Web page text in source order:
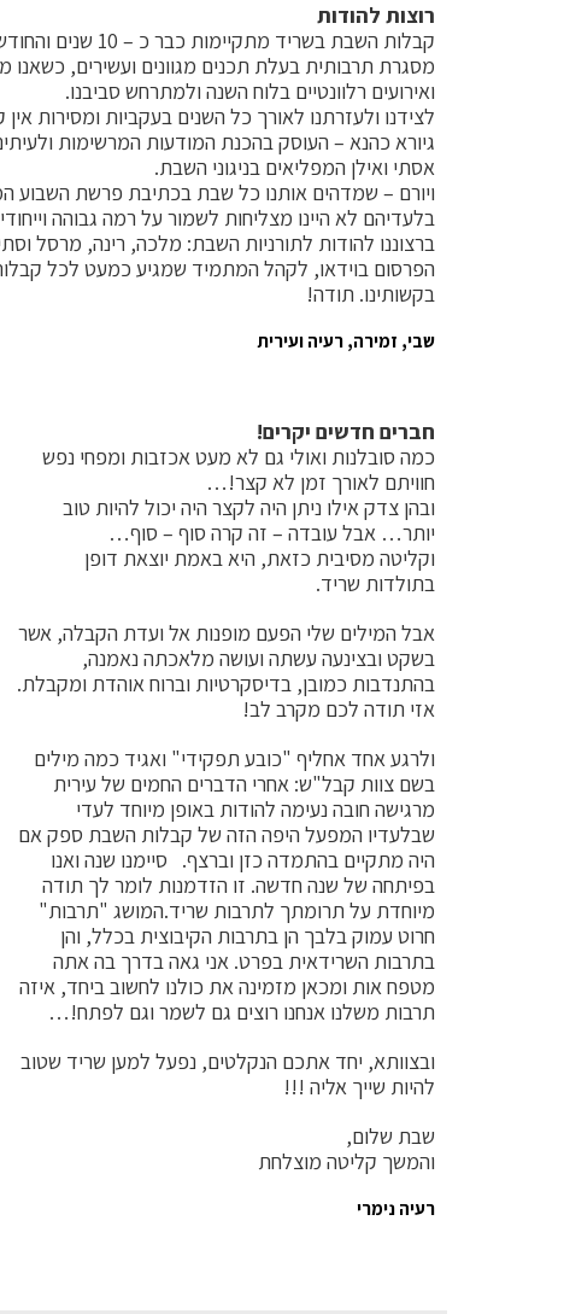
רוצות להודות
קבלות השבת בשריד מתקיימות כבר כ – 10 שנים והחודש מתחילה השנה ה 11.
מסגרת תרבותית בעלת תכנים מגוונים ועשירים, כשאנו
ואירועים רלוונטיים בלוח השנה ולמתרחש סביבנו.
לצידנו ולעזרתנו לאורך כל השנים בעקביות ומסירות
גיורא כהנא – העוסק בהכנת המודעות המרשימות
אסתי ואילן המפליאים בניגוני השבת.
ויורם – שמדהים אותנו כל שבת בכתיבת פרשת השבוע
בלעדיהם לא היינו מצליחות לשמור על רמה גבוהה
ברצוננו להודות לתורניות השבת: מלכה, רינה, מרסל
הפרסום בוידאו, לקהל המתמיד שמגיע כמעט לכל
בקשותינו. תודה!
שבי, זמירה, רעיה ועירית
חברים חדשים יקרים!
כמה סובלנות ואולי גם לא מעט אכזבות ומפחי נפש
חוויתם לאורך זמן לא קצר!…
ובהן צדק אילו ניתן היה לקצר היה יכול להיות טוב
יותר… אבל עובדה – זה קרה סוף – סוף…
וקליטה מסיבית כזאת, היא באמת יוצאת דופן
בתולדות שריד.
אבל המילים שלי הפעם מופנות אל ועדת הקבלה, אשר
בשקט ובצינעה עשתה ועושה מלאכתה נאמנה,
בהתנדבות כמובן, בדיסקרטיות וברוח אוהדת ומקבלת.
אזי תודה לכם מקרב לב!
ולרגע אחד אחליף "כובע תפקידי" ואגיד כמה מילים
בשם צוות קבל"ש: אחרי הדברים החמים של עירית
מרגישה חובה נעימה להודות באופן מיוחד לעדי
שבלעדיו המפעל היפה הזה של קבלות השבת ספק אם
היה מתקיים בהתמדה כזן וברצף. סיימנו שנה ואנו
בפיתחה של שנה חדשה. זו הזדמנות לומר לך תודה
מיוחדת על תרומתך לתרבות שריד.המושג "תרבות"
חרוט עמוק בלבך הן בתרבות הקיבוצית בכלל, והן
בתרבות השרידאית בפרט. אני גאה בדרך בה אתה
מטפח אות ומכאן מזמינה את כולנו לחשוב ביחד, איזה
תרבות משלנו אנחנו רוצים גם לשמר וגם לפתח!…
ובצוותא, יחד אתכם הנקלטים, נפעל למען שריד שטוב
להיות שייך אליה !!!
שבת שלום,
והמשך קליטה מוצלחת
רעיה נימרי